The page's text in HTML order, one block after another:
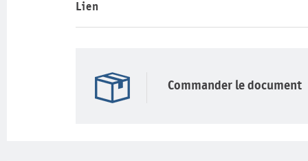
Lien
Commander le document